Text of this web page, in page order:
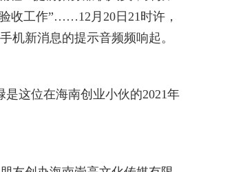
收工作”……12月20日21时许，
机新消息的提示音频频响起。
这位在海南创业小伙的2021年